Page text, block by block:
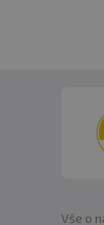
Vše o